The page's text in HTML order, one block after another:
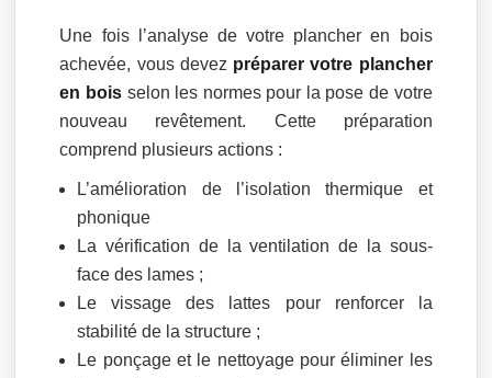
Une fois l’analyse de votre plancher en bois
achevée, vous devez préparer votre plancher
en bois selon les normes pour la pose de votre
nouveau revêtement. Cette préparation
comprend plusieurs actions :
L’amélioration de l’isolation thermique et
phonique
La vérification de la ventilation de la sous-
face des lames ;
Le vissage des lattes pour renforcer la
stabilité de la structure ;
Le ponçage et le nettoyage pour éliminer les